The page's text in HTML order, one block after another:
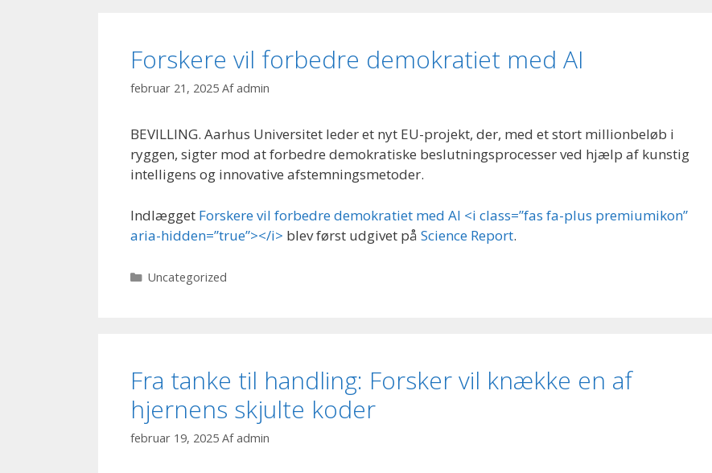
Forskere vil forbedre demokratiet med AI
februar 21, 2025 Afadmin
BEVILLING. Aarhus Universitet leder et nyt EU-projekt, der, med et stort millionbeløb i
ryggen, sigter mod at forbedre demokratiske beslutningsprocesser ved hjælp af kunstig
intelligens og innovative afstemningsmetoder.
Indlægget Forskere vil forbedre demokratiet med AI <i class=”fas fa-plus premiumikon”
aria-hidden=”true”></i> blev først udgivet på Science Report.
Kategorier
Uncategorized
Fra tanke til handling: Forsker vil knække en af
hjernens skjulte koder
februar 19, 2025 Afadmin